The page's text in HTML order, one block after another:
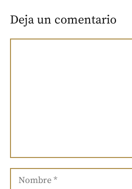
Deja un comentario
Nombre